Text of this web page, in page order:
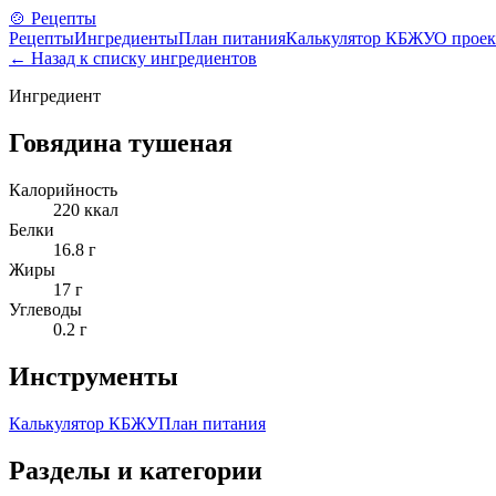
🍲 Рецепты
РецептыИнгредиентыПлан питанияКалькулятор КБЖУО
← Назад к списку ингредиентов
Ингредиент
Говядина тушеная
Калорийность
220 ккал
Белки
16.8 г
Жиры
17 г
Углеводы
0.2 г
Инструменты
Калькулятор КБЖУПлан питания
Разделы и категории